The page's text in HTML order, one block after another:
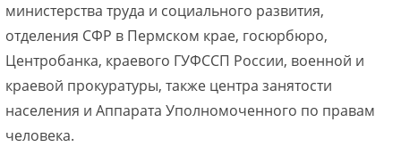
министерства труда и социального развития,
отделения СФР в Пермском крае, госюрбюро,
Центробанка, краевого ГУФССП России, военной и
краевой прокуратуры, также центра занятости
населения и Аппарата Уполномоченного по правам
человека.